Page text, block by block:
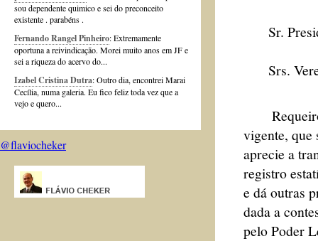
sou dependente quimico e sei do preconceito
existente . parabéns .
Fernando Rangel Pinheiro: Extremamente
oportuna a reivindicação. Morei muito anos em JF e
sei a riqueza do acervo do...
Izabel Cristina Dutra: Outro dia, encontrei Marai
Cecília, numa galeria. Eu fico feliz toda vez que a
vejo e quero...
@flaviocheker
Sr.
Srs.
Requeiro
vigente, que
aprecie a
registro
e dá outras
dada a
pelo Poder